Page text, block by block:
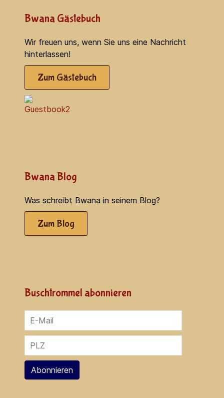
Bwana Gästebuch
Wir freuen uns, wenn Sie uns eine Nachricht
hinterlassen!
Zum Gästebuch
Bwana Blog
Was schreibt Bwana in seinem Blog?
Zum Blog
Buschtrommel abonnieren
Abonnieren